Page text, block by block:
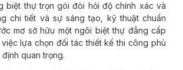
biệt thự trọn gói đòi hỏi độ chính xác và
chi tiết và sự sáng tạo, kỹ thuật chuẩn
mơ sở hữu một ngôi biệt thự đẳng cấp
lựa chọn đối tác thiết kế thi công phù
quan trọng.